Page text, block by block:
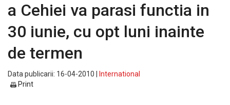
a Cehiei va parasi functia in
30 iunie, cu opt luni inainte
de termen
Data publicarii: 16-04-2010 |
International
Print